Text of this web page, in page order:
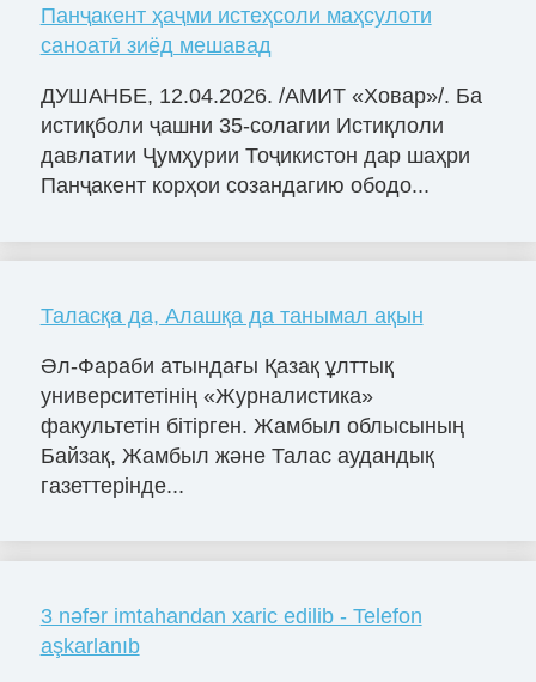
Панҷакент ҳаҷми истеҳсоли маҳсулоти
саноатӣ зиёд мешавад
ДУШАНБЕ, 12.04.2026. /АМИТ «Ховар»/. Ба
истиқболи ҷашни 35-солагии Истиқлоли
давлатии Ҷумҳурии Тоҷикистон дар шаҳри
Панҷакент корҳои созандагию ободо...
Таласқа да, Алашқа да танымал ақын
Әл-Фараби атындағы Қазақ ұлттық
университетінің «Журналистика»
факультетін бітірген. Жамбыл облысының
Байзақ, Жамбыл және Талас аудандық
газеттерінде...
3 nəfər imtahandan xaric edilib - Telefon
aşkarlanıb